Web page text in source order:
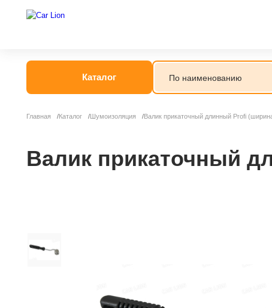
Каталог
Главная Каталог Шумоизоляция Валик прикаточный длинный Profi
Валик прикаточный